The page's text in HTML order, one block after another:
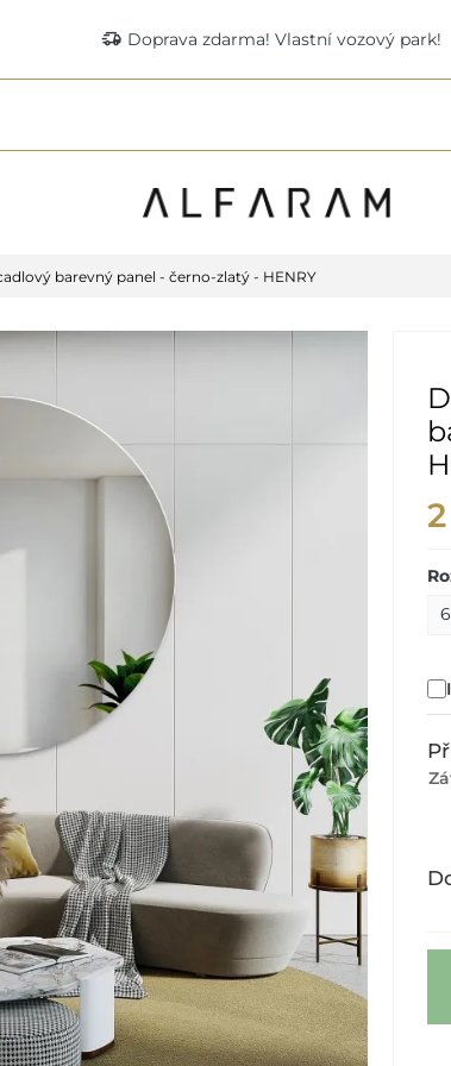
delivery_truck_speed Doprava zdarma! Vlastní vozový park!
barevný panel - černo-zlatý - HENRY